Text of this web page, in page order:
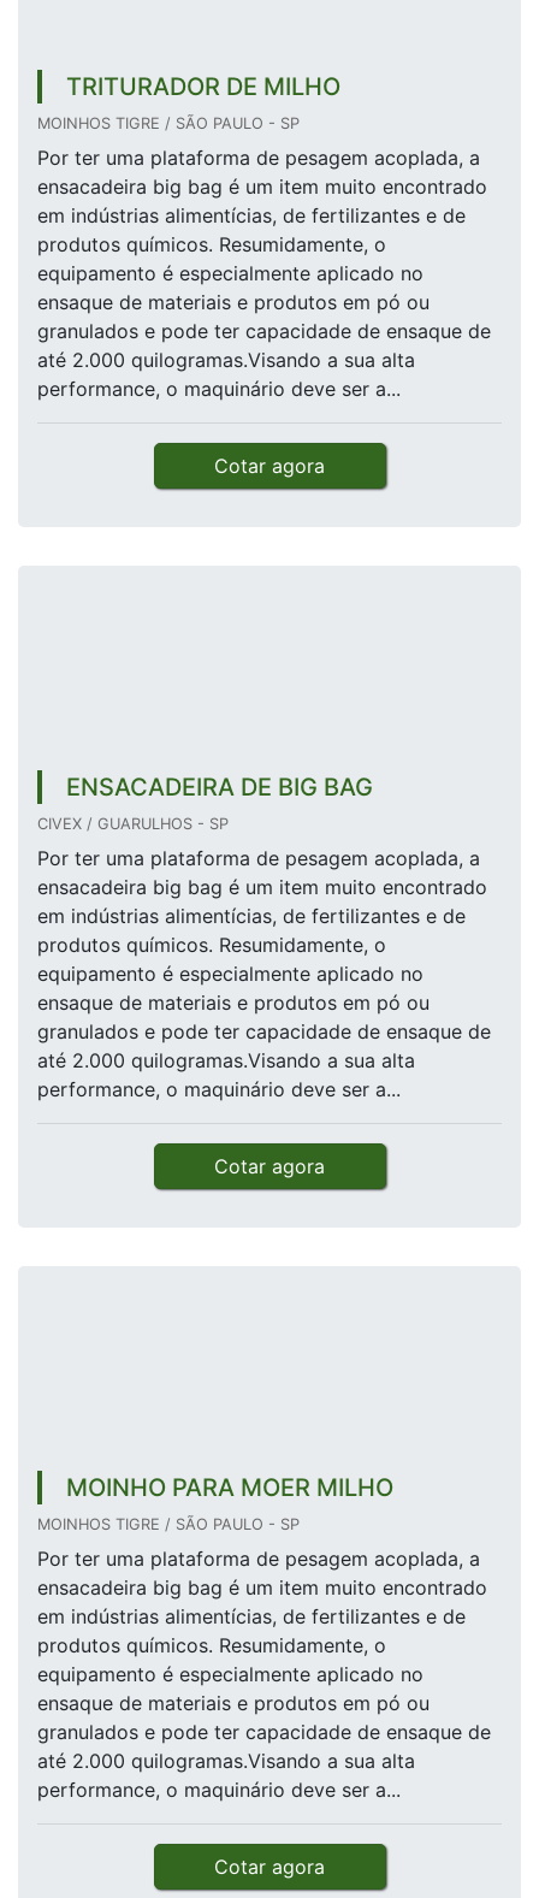
TRITURADOR DE MILHO
MOINHOS TIGRE / SÃO PAULO - SP
Por ter uma plataforma de pesagem acoplada, a
ensacadeira big bag é um item muito encontrado
em indústrias alimentícias, de fertilizantes e de
produtos químicos. Resumidamente, o
equipamento é especialmente aplicado no
ensaque de materiais e produtos em pó ou
granulados e pode ter capacidade de ensaque de
até 2.000 quilogramas.Visando a sua alta
performance, o maquinário deve ser a...
Cotar agora
ENSACADEIRA DE BIG BAG
CIVEX / GUARULHOS - SP
Por ter uma plataforma de pesagem acoplada, a
ensacadeira big bag é um item muito encontrado
em indústrias alimentícias, de fertilizantes e de
produtos químicos. Resumidamente, o
equipamento é especialmente aplicado no
ensaque de materiais e produtos em pó ou
granulados e pode ter capacidade de ensaque de
até 2.000 quilogramas.Visando a sua alta
performance, o maquinário deve ser a...
Cotar agora
MOINHO PARA MOER MILHO
MOINHOS TIGRE / SÃO PAULO - SP
Por ter uma plataforma de pesagem acoplada, a
ensacadeira big bag é um item muito encontrado
em indústrias alimentícias, de fertilizantes e de
produtos químicos. Resumidamente, o
equipamento é especialmente aplicado no
ensaque de materiais e produtos em pó ou
granulados e pode ter capacidade de ensaque de
até 2.000 quilogramas.Visando a sua alta
performance, o maquinário deve ser a...
Cotar agora